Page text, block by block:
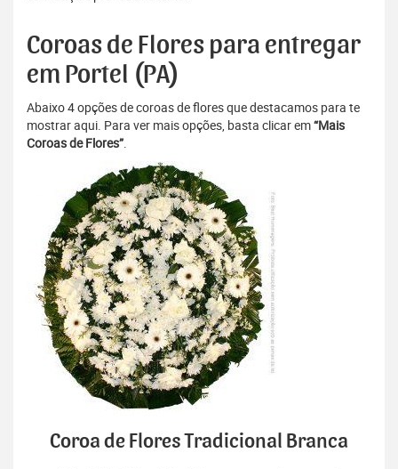
Coroas de Flores para entregar
em Portel (PA)
Abaixo 4 opções de coroas de flores que destacamos para te
mostrar aqui. Para ver mais opções, basta clicar em“Mais
Coroas de Flores”.
Coroa de Flores Tradicional Branca